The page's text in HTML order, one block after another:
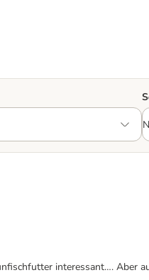
interessant…. Aber